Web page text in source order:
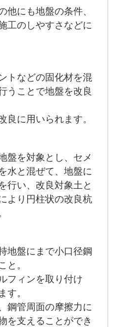
他にも地盤の条件、
工のしやすさなどに
トなどの固化材を混
うことで地盤を改良
良に用いられます。
盤を対象とし、セメ
水と混ぜて、地盤に
行い、改良対象土と
より円柱状の改良杭
地盤にまで小口径鋼
と。
フィンを取り付け
す。
鋼管周面の摩擦力に
を支えることができ